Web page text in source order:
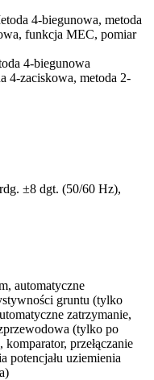
4-biegunowa, metoda
funkcja MEC, pomiar
4-biegunowa
4-zaciskowa, metoda 2-
±8 dgt. (50/60 Hz),
automatyczne
gruntu (tylko
zatrzymanie,
(tylko po
przełączanie
potencjału uziemienia